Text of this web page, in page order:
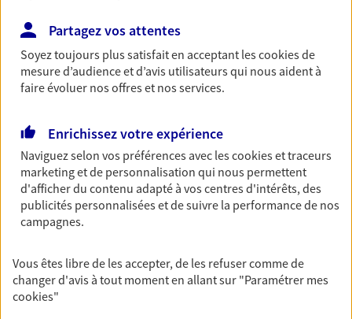
bâtissons ensemble des solutions cohérentes pour
protéger votre activité, vos collaborateurs... mais aussi
vous-même et votre famille.
épargne
De nombreuses solutions s'offrent à vous pour faire
fructifier votre épargne. Laquelle correspond à vos
objectifs ? Rien ne remplace les conseils d'un expert :
Assurance vie, PER, Livret… Faisons le point ensemble !
Anticiper et préparer votre
retraite
Partagez vos attentes
Soyez toujours plus satisfait en acceptant lescookiesde
mesure d’audience et d’avis utilisateurs qui nous aident à
faire évoluer nos offres et nos services.
Enrichissez votre expérience
Naviguez selon vos préférences avec lescookies et traceurs
marketing et de personnalisation qui nous permettent
d'afficher du contenu adapté à vos centres d'intérêts, des
publicités personnalisées et de suivre la performance de nos
campagnes.
Vous êtes libre de les accepter, de les refuser comme de
changer d'avis à tout moment en allant sur "Paramétrer mes
cookies"